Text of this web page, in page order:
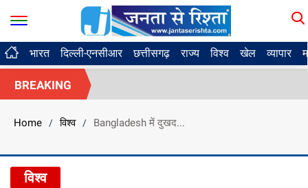
भारत दिल्ली-एनसीआर छत्तीसगढ़ राज्य विश्व खेल व्यापार
BREAKING
Home / विश्व / Bangladesh में दुखद...
विश्व